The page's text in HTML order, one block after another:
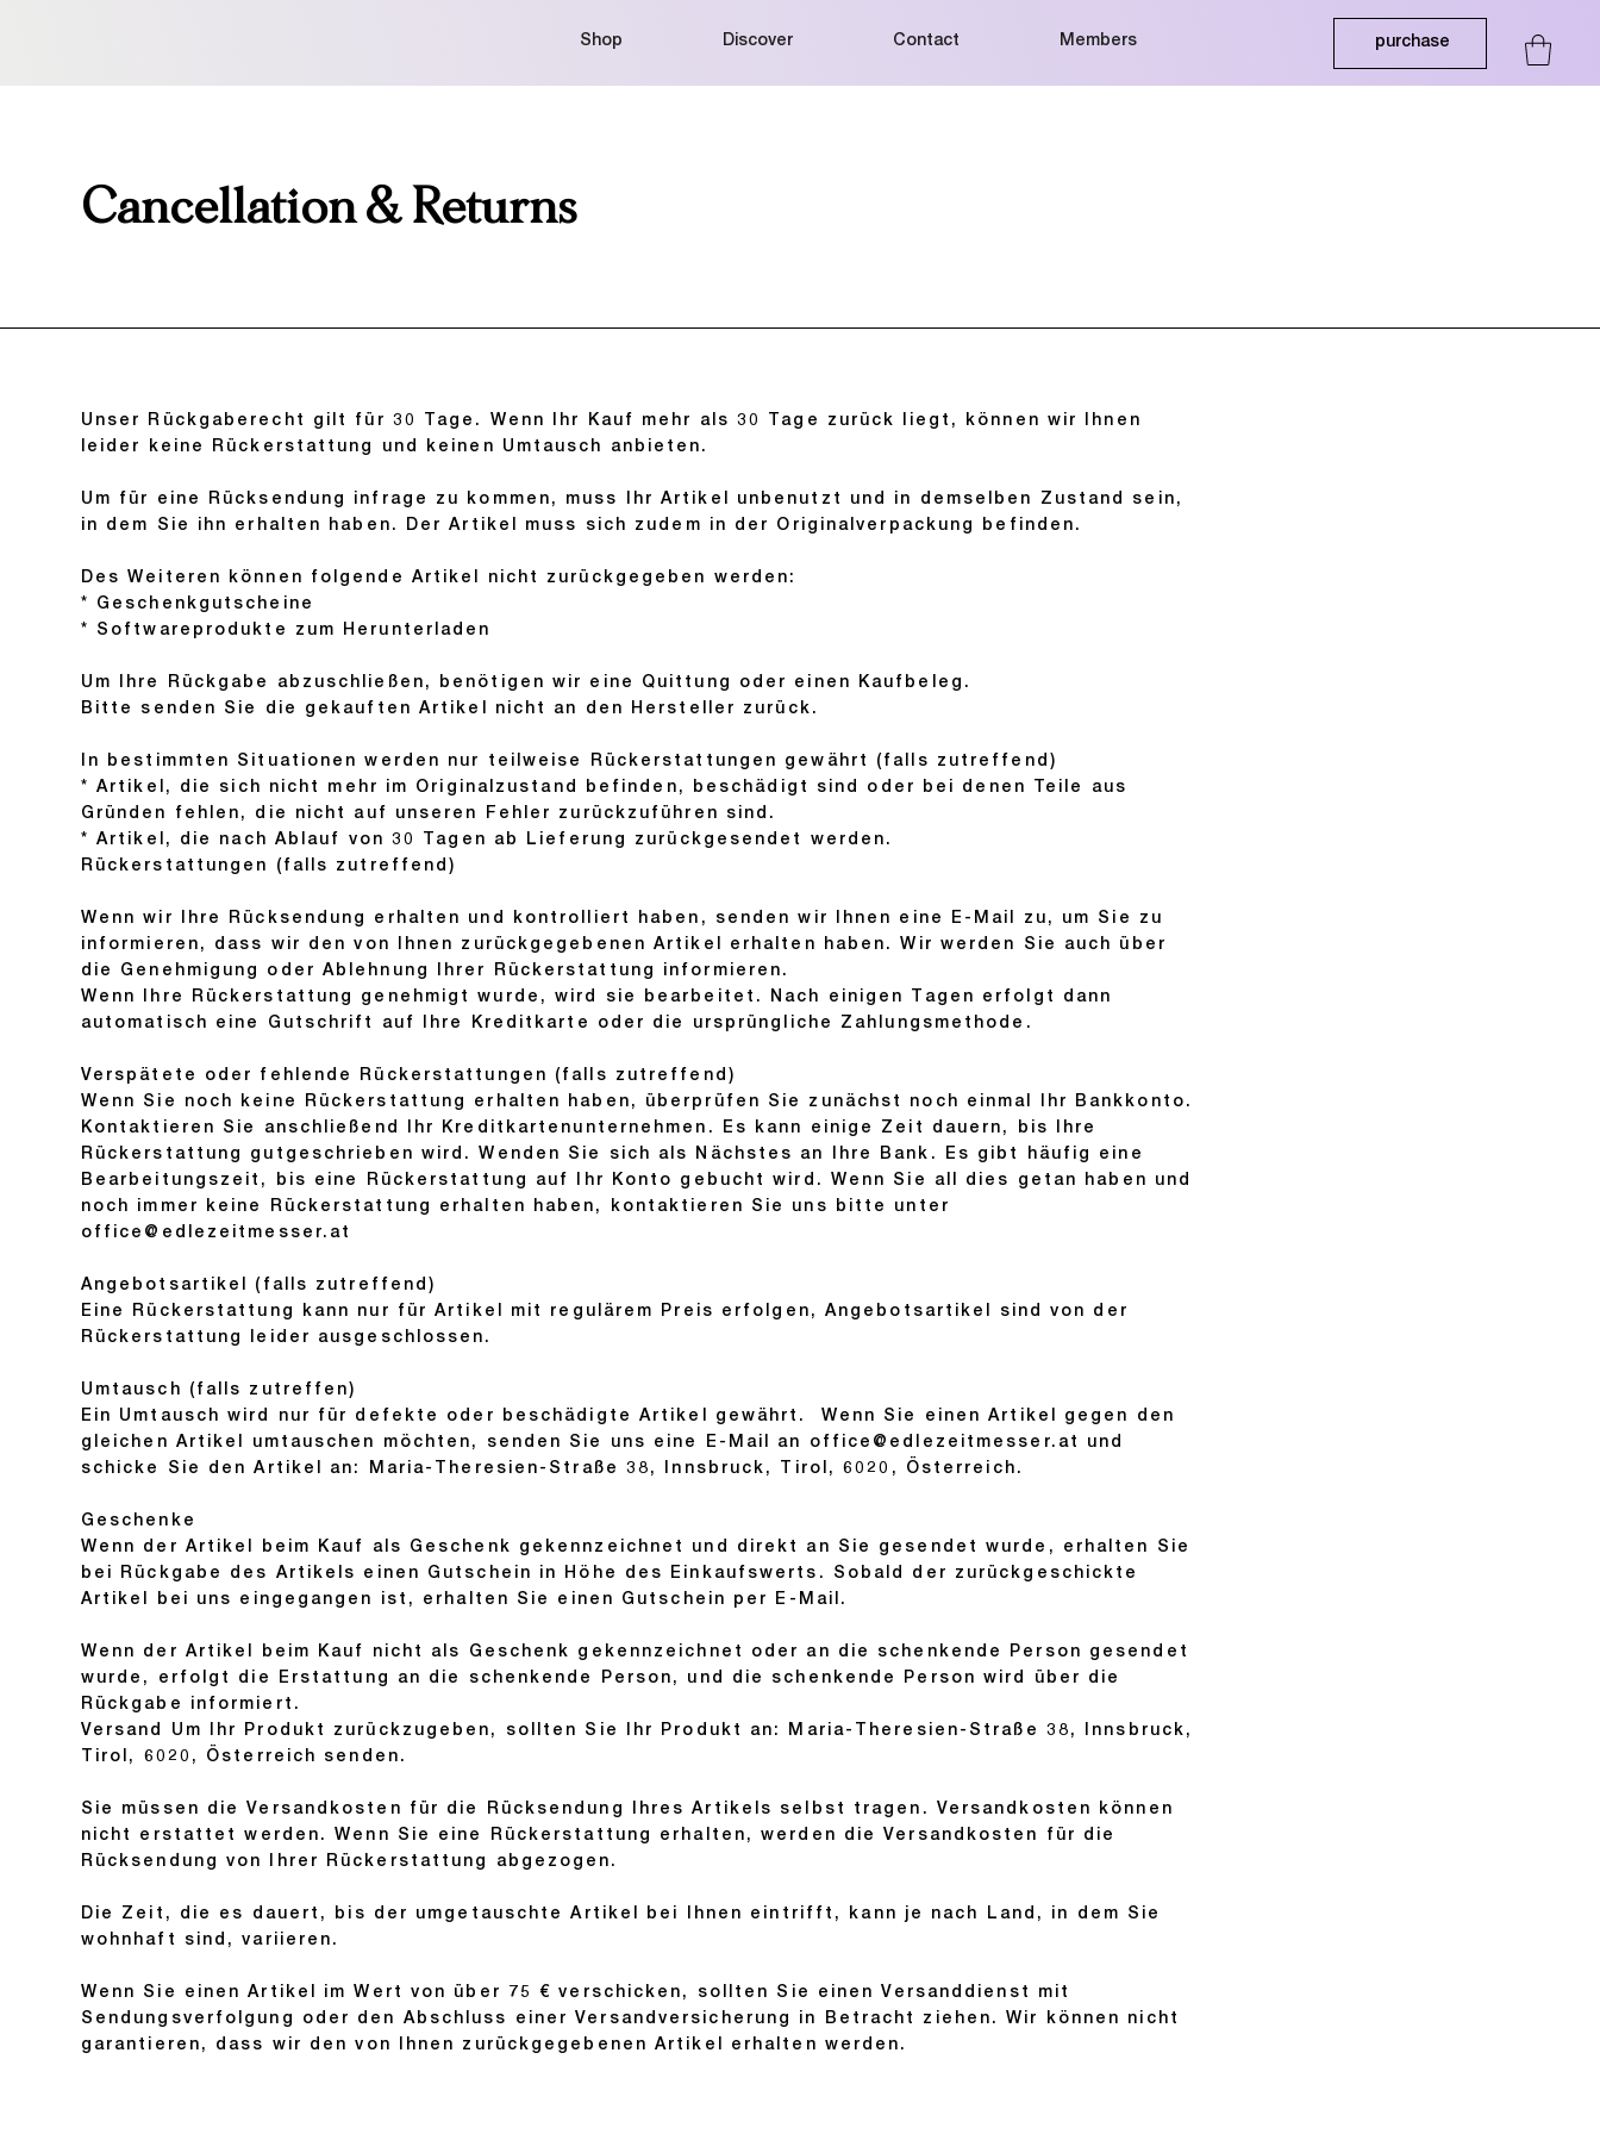
Shop Discover Contact Members purchase
Cancellation & Returns
Unser Rückgaberecht gilt für 30 Tage. Wenn Ihr Kauf mehr als 30 Tage zurück liegt, können wir Ihnen
leider keine Rückerstattung und keinen Umtausch anbieten.
Um für eine Rücksendung infrage zu kommen, muss Ihr Artikel unbenutzt und in demselben Zustand sein,
in dem Sie ihn erhalten haben. Der Artikel muss sich zudem in der Originalverpackung befinden.
Des Weiteren können folgende Artikel nicht zurückgegeben werden:
* Geschenkgutscheine
* Softwareprodukte zum Herunterladen
Um Ihre Rückgabe abzuschließen, benötigen wir eine Quittung oder einen Kaufbeleg.
Bitte senden Sie die gekauften Artikel nicht an den Hersteller zurück.
In bestimmten Situationen werden nur teilweise Rückerstattungen gewährt (falls zutreffend)
* Artikel, die sich nicht mehr im Originalzustand befinden, beschädigt sind oder bei denen Teile aus
Gründen fehlen, die nicht auf unseren Fehler zurückzuführen sind.
* Artikel, die nach Ablauf von 30 Tagen ab Lieferung zurückgesendet werden.
Rückerstattungen (falls zutreffend)
Wenn wir Ihre Rücksendung erhalten und kontrolliert haben, senden wir Ihnen eine E-Mail zu, um Sie zu
informieren, dass wir den von Ihnen zurückgegebenen Artikel erhalten haben. Wir werden Sie auch über
die Genehmigung oder Ablehnung Ihrer Rückerstattung informieren.
Wenn Ihre Rückerstattung genehmigt wurde, wird sie bearbeitet. Nach einigen Tagen erfolgt dann
automatisch eine Gutschrift auf Ihre Kreditkarte oder die ursprüngliche Zahlungsmethode.
Verspätete oder fehlende Rückerstattungen (falls zutreffend)
Wenn Sie noch keine Rückerstattung erhalten haben, überprüfen Sie zunächst noch einmal Ihr Bankkonto.
Kontaktieren Sie anschließend Ihr Kreditkartenunternehmen. Es kann einige Zeit dauern, bis Ihre
Rückerstattung gutgeschrieben wird. Wenden Sie sich als Nächstes an Ihre Bank. Es gibt häufig eine
Bearbeitungszeit, bis eine Rückerstattung auf Ihr Konto gebucht wird. Wenn Sie all dies getan haben und
noch immer keine Rückerstattung erhalten haben, kontaktieren Sie uns bitte unter
office@edlezeitmesser.at
Angebotsartikel (falls zutreffend)
Eine Rückerstattung kann nur für Artikel mit regulärem Preis erfolgen, Angebotsartikel sind von der
Rückerstattung leider ausgeschlossen.
Umtausch (falls zutreffen)
Ein Umtausch wird nur für defekte oder beschädigte Artikel gewährt. Wenn Sie einen Artikel gegen den
gleichen Artikel umtauschen möchten, senden Sie uns eine E-Mail an
office@edlezeitmesser.at
und
schicke Sie den Artikel an: Maria-Theresien-Straße 38, Innsbruck, Tirol, 6020, Österreich.
Geschenke
Wenn der Artikel beim Kauf als Geschenk gekennzeichnet und direkt an Sie gesendet wurde, erhalten Sie
bei Rückgabe des Artikels einen Gutschein in Höhe des Einkaufswerts. Sobald der zurückgeschickte
Artikel bei uns eingegangen ist, erhalten Sie einen Gutschein per E-Mail.
Wenn der Artikel beim Kauf nicht als Geschenk gekennzeichnet oder an die schenkende Person gesendet
wurde, erfolgt die Erstattung an die schenkende Person, und die schenkende Person wird über die
Rückgabe informiert.
Versand Um Ihr Produkt zurückzugeben, sollten Sie Ihr Produkt an: Maria-Theresien-Straße 38, Innsbruck,
Tirol, 6020, Österreich senden.
Sie müssen die Versandkosten für die Rücksendung Ihres Artikels selbst tragen. Versandkosten können
nicht erstattet werden. Wenn Sie eine Rückerstattung erhalten, werden die Versandkosten für die
Rücksendung von Ihrer Rückerstattung abgezogen.
Die Zeit, die es dauert, bis der umgetauschte Artikel bei Ihnen eintrifft, kann je nach Land, in dem Sie
wohnhaft sind, variieren.
Wenn Sie einen Artikel im Wert von über 75 € verschicken, sollten Sie einen Versanddienst mit
Sendungsverfolgung oder den Abschluss einer Versandversicherung in Betracht ziehen. Wir können nicht
garantieren, dass wir den von Ihnen zurückgegebenen Artikel erhalten werden.